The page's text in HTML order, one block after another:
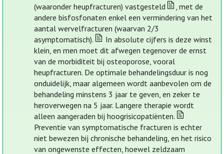
(waaronder heupfracturen) vastgesteld
, met de
andere bisfosfonaten enkel een vermindering van het
aantal wervelfracturen (waarvan 2/3
asymptomatisch).
In absolute cijfers is deze winst
klein, en men moet dit afwegen tegenover de ernst
van de morbiditeit bij osteoporose, vooral
heupfracturen. De optimale behandelingsduur is nog
onduidelijk, maar algemeen wordt aanbevolen om de
behandeling minstens 3 jaar te geven, en zeker te
heroverwegen na 5 jaar. Langere therapie wordt
alleen aangeraden bij hoogrisicopatiënten.
Preventie van symptomatische fracturen is echter
niet bewezen bij chronische behandeling, en het risico
van ongewenste effecten, hoewel zeldzaam